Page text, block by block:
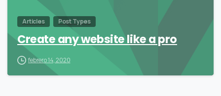
Articles Post Types
Create any website like a pro
febrero 14, 2020